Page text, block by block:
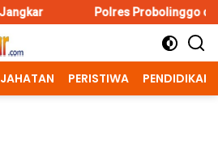
Probolinggo dan Bhayangkari
PERISTIWA PENDIDIKAN